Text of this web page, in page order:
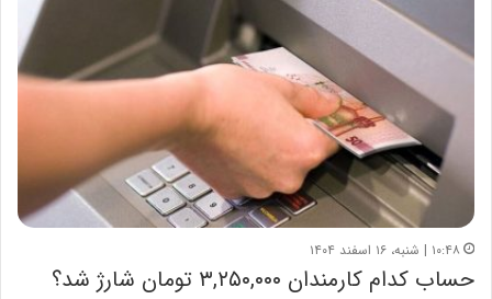
۱۰:۴۸ | شنبه، ۱۶ اسفند ۱۴۰۴
حساب کدام کارمندان ۳,۲۵۰,۰۰۰ تومان شارژ شد؟